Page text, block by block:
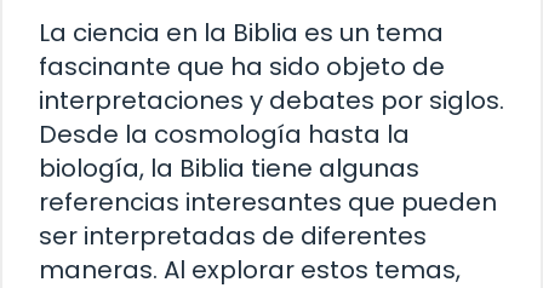
La ciencia en la Biblia es un tema
fascinante que ha sido objeto de
interpretaciones y debates por siglos.
Desde la cosmología hasta la
biología, la Biblia tiene algunas
referencias interesantes que pueden
ser interpretadas de diferentes
maneras. Al explorar estos temas,